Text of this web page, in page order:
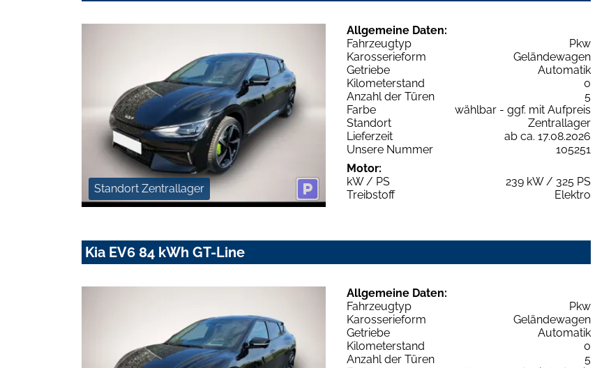
Standort Zentrallager
Allgemeine Daten:
Fahrzeugtyp
Pkw
Karosserieform
Geländewagen
Getriebe
Automatik
Kilometerstand
0
Anzahl der Türen
5
Farbe
wählbar - ggf. mit Aufpreis
Standort
Zentrallager
Lieferzeit
ab ca. 17.08.2026
Unsere Nummer
105251
Motor:
kW / PS
239 kW / 325 PS
Treibstoff
Elektro
Kia EV6 84 kWh GT-Line
Allgemeine Daten:
Fahrzeugtyp
Pkw
Karosserieform
Geländewagen
Getriebe
Automatik
Kilometerstand
0
Anzahl der Türen
5